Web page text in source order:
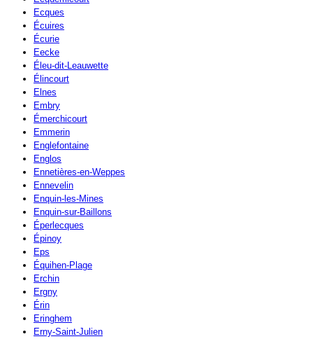
Ecques
Écuires
Écurie
Eecke
Éleu-dit-Leauwette
Élincourt
Elnes
Embry
Émerchicourt
Emmerin
Englefontaine
Englos
Ennetières-en-Weppes
Ennevelin
Enquin-les-Mines
Enquin-sur-Baillons
Éperlecques
Épinoy
Eps
Équihen-Plage
Erchin
Ergny
Érin
Eringhem
Erny-Saint-Julien